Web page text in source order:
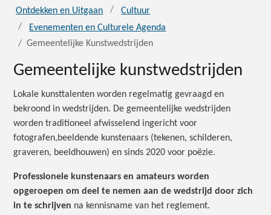
Ontdekken en Uitgaan
Cultuur
Evenementen en Culturele Agenda
Gemeentelijke Kunstwedstrijden
Gemeentelijke kunstwedstrijden
Lokale kunsttalenten worden regelmatig gevraagd en
bekroond in wedstrijden. De gemeentelijke wedstrijden
worden traditioneel afwisselend ingericht voor
fotografen,beeldende kunstenaars (tekenen, schilderen,
graveren, beeldhouwen) en sinds 2020 voor poëzie.
Professionele kunstenaars en amateurs worden
opgeroepen om deel te nemen aan de wedstrijd door zich
in te schrijven na kennisname van het reglement.